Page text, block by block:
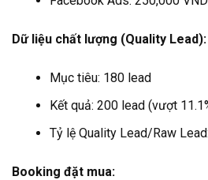
Dữ liệu chất lượng (Quality Lead):
Mục tiêu: 180 lead
Kết quả: 200 lead (vượt
Tỷ lệ Quality Lead/Raw
Booking đặt mua: